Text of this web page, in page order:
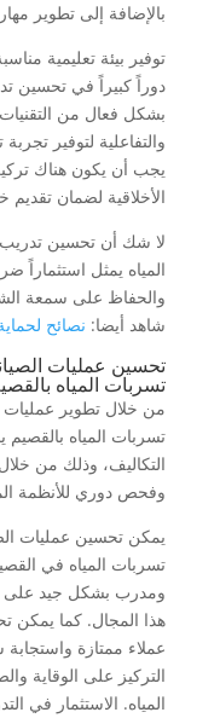
بالإضافة إلى تطوير
توفير بيئة تعليمية
دوراً كبيراً في تحسين
بشكل فعال من
والتفاعلية لتوفير
يجب أن يكون هناك
الأخلاقية لضمان تقديم
لا شك أن تحسين
المياه يمثل استثماراً
والحفاظ على سمعة
شاهد أيضا: نصائح
تحسين عمليات
تسربات المياه
من خلال تطوير
تسربات المياه
التكاليف، وذلك من
وفحص دوري للأنظمة
يمكن تحسين عمليات
تسربات المياه في
ومدرب بشكل جيد على
هذا المجال. كما يمكن
عملاء ممتازة
التركيز على الوقاية
المياه. الاستثمار في